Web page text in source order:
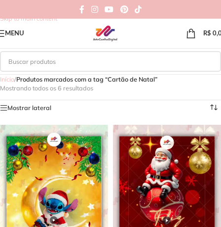
Skip to main content
MENU R$
Início/Produtos marcados com a tag “Cartão de Natal”
Mostrando todos os 6 resultados
Mostrar lateral